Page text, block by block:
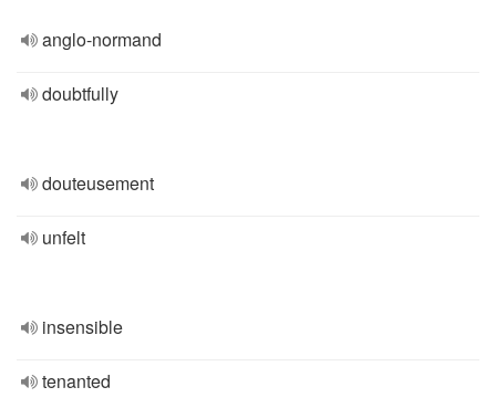
anglo-normand
doubtfully
douteusement
unfelt
insensible
tenanted